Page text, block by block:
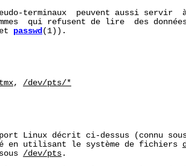
terminaux  peuvent aussi servir
qui refusent de lire  des
passwd (1)).
, /dev/pts/*
Linux décrit ci-dessus (connu
en utilisant le système de fichiers
/dev/pts .